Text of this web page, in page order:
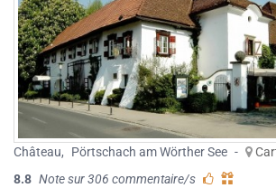
Château, Pörtschach am Wörther See -
8.8 Note sur 306 commentaire/s